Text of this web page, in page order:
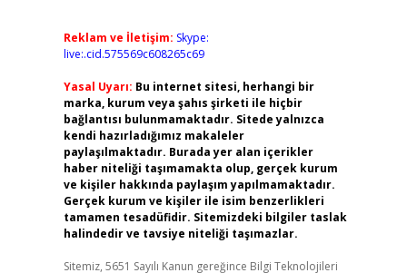
Reklam ve İletişim: Skype:
live:.cid.575569c608265c69
Yasal Uyarı: Bu internet sitesi, herhangi bir
marka, kurum veya şahıs şirketi ile hiçbir
bağlantısı bulunmamaktadır. Sitede yalnızca
kendi hazırladığımız makaleler
paylaşılmaktadır. Burada yer alan içerikler
haber niteliği taşımamakta olup, gerçek kurum
ve kişiler hakkında paylaşım yapılmamaktadır.
Gerçek kurum ve kişiler ile isim benzerlikleri
tamamen tesadüfidir. Sitemizdeki bilgiler taslak
halindedir ve tavsiye niteliği taşımazlar.
Sitemiz, 5651 Sayılı Kanun gereğince Bilgi Teknolojileri